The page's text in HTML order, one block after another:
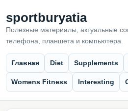
sportburyatia
Полезные материалы, актуальные
телефона, планшета и компьютера.
Главная Diet Supplements
Womens Fitness Interesting